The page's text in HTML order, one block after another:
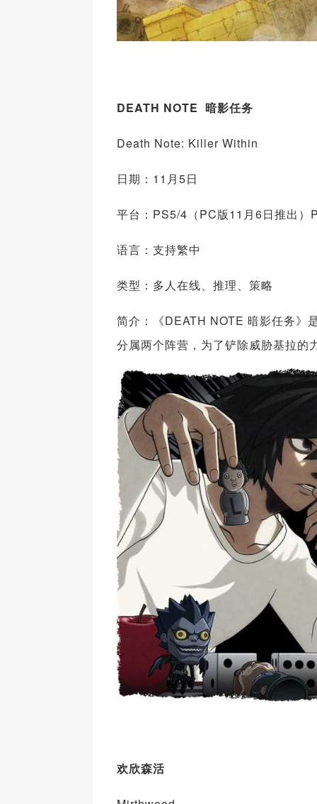
DEATH NOTE 暗影任务
Death Note: Killer Within
日期：11月5日
平台：PS5/4（PC版11月6日推出）
语言：支持繁中
类型：多人在线、推理、策略
简介：《DEATH NOTE 暗影任务》
分属两个阵营，为了铲除威胁基拉的
欢欣森活